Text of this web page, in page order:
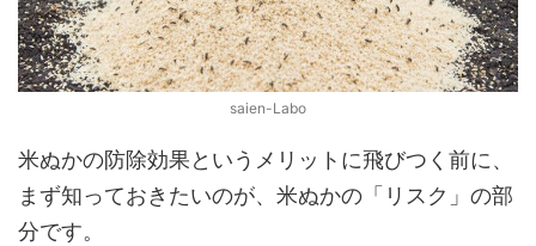
saien-Labo
米ぬかの防除効果というメリットに飛びつく前に、
まず知っておきたいのが、米ぬかの「リスク」の部
分です。